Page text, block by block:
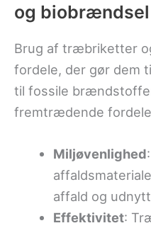
og biobrændsel
Brug af træbriketter
fordele, der gør dem
til fossile
fremtrædende
Miljøvenlighed
affald og
Effektivitet: